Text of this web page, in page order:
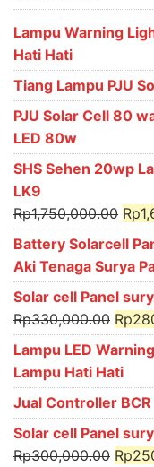
Lampu Warning
Hati Hati
Tiang Lampu PJU
PJU Solar Cell 80
LED 80w
SHS Sehen 20wp
LK9
Rp1,750,000.00
price
was:
Rp
Battery Solarcell
Aki Tenaga Surya
Solar cell Panel
Rp330,000.00
price
was:
Rp
Lampu LED
Lampu Hati Hati
Jual Controller
Solar cell Panel
Rp300,000.00 Rp